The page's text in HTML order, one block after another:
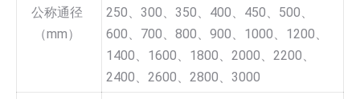
公称通径
（mm）
250、300、350、400、450、500、
600、700、800、900、1000、1200、
1400、1600、1800、2000、2200、
2400、2600、2800、3000